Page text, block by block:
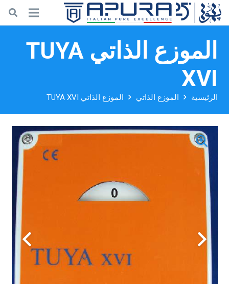
الموزع الذاتي TUYA
XVI
الرئيسية الموزع الذاتي الموزع الذاتي TUYA XVI